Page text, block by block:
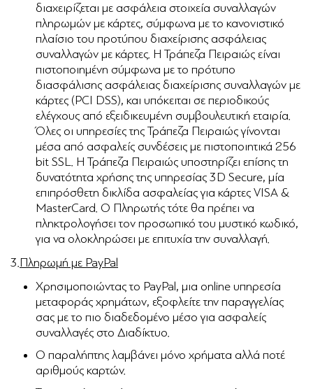
διαχειρίζεται με ασφάλεια στοιχεία συναλλαγών
πληρωμών με κάρτες, σύμφωνα με το κανονιστικό
πλαίσιο του προτύπου διαχείρισης ασφάλειας
συναλλαγών με κάρτες. Η Τράπεζα Πειραιώς είναι
πιστοποιημένη σύμφωνα με το πρότυπο
διασφάλισης ασφάλειας διαχείρισης συναλλαγών με
κάρτες (PCI DSS), και υπόκειται σε περιοδικούς
ελέγχους από εξειδικευμένη συμβουλευτική εταιρία.
Όλες οι υπηρεσίες της Τράπεζα Πειραιώς γίνονται
μέσα από ασφαλείς συνδέσεις με πιστοποιητικά 256
bit SSL. Η Τράπεζα Πειραιώς υποστηρίζει επίσης τη
δυνατότητα χρήσης της υπηρεσίας 3D Secure, μία
επιπρόσθετη δικλίδα ασφαλείας για κάρτες VISA &
MasterCard. Ο Πληρωτής τότε θα πρέπει να
πληκτρολογήσει τον προσωπικό του μυστικό κωδικό,
για να ολοκληρώσει με επιτυχία την συναλλαγή.
3.Πληρωμή με PayPal
Χρησιμοποιώντας το PayPal, μια online υπηρεσία
μεταφοράς χρημάτων, εξοφλείτε την παραγγελίας
σας με το πιο διαδεδομένο μέσο για ασφαλείς
συναλλαγές στο Διαδίκτυο.
Ο παραλήπτης λαμβάνει μόνο χρήματα αλλά ποτέ
αριθμούς καρτών.